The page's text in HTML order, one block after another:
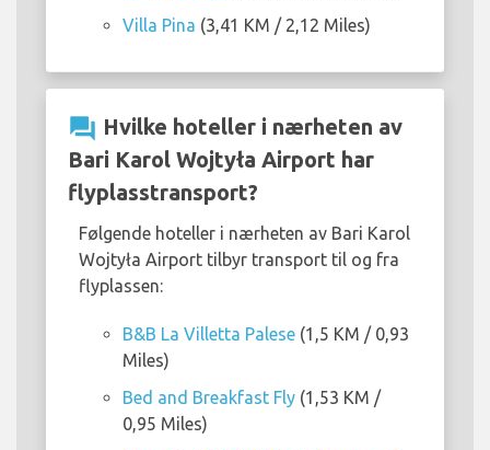
Villa Pina (3,41 KM / 2,12 Miles)
question_answer Hvilke hoteller i nærheten av
Bari Karol Wojtyła Airport har
flyplasstransport?
Følgende hoteller i nærheten av Bari Karol
Wojtyła Airport tilbyr transport til og fra
flyplassen:
B&B La Villetta Palese (1,5 KM / 0,93
Miles)
Bed and Breakfast Fly (1,53 KM /
0,95 Miles)